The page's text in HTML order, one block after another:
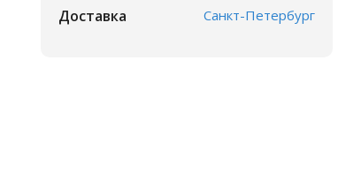
Доставка Санкт-Петербург